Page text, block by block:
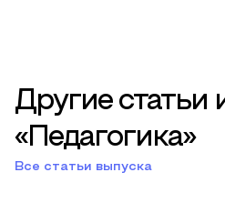
Другие статьи
«Педагогика»
Все статьи выпуска